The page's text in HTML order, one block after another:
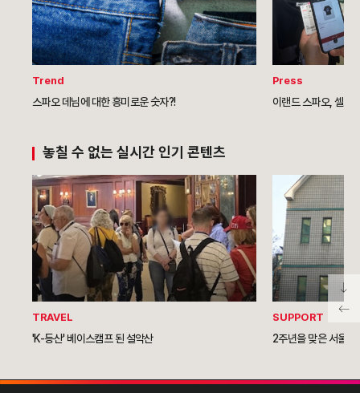
Trend
스파오 데님에 대한 흥미로운 숫자?!
Press
이랜드 스파오, 셀프
놓칠 수 없는 실시간 인기 콘텐츠
TRAVEL
'K-등산' 베이스캠프 된 설악산
SUPPORT
2주년을 맞은 서울역